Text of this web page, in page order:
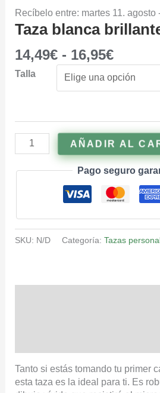
Recíbelo entre: martes 11. agosto
Taza blanca
14,49€ - 16,95€
Talla
AÑADIR AL
Pago seguro
SKU: N/D Categoría: Tazas
Tanto si estás tomando tu primer
esta taza es la ideal para ti. Es